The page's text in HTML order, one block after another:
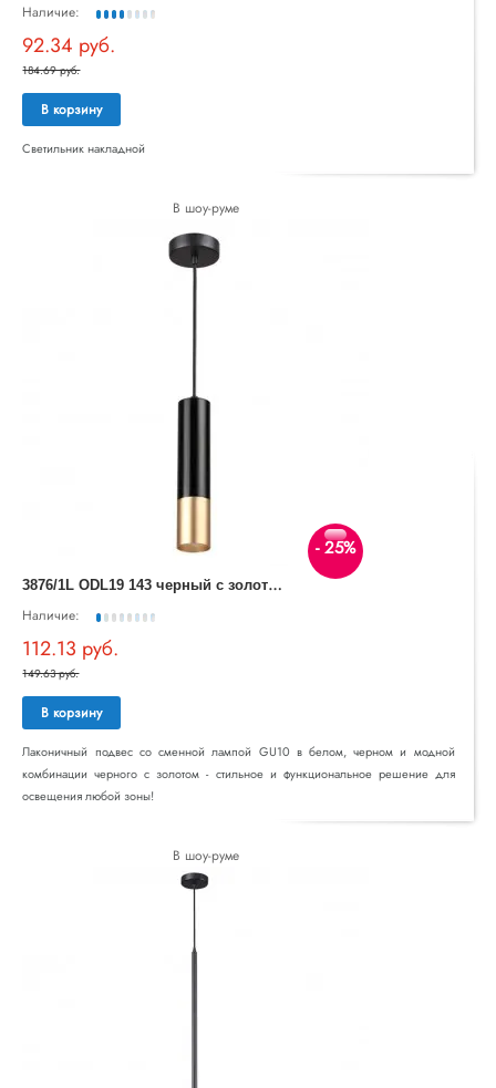
Наличие:
92.34 руб.
184.69 руб.
В корзину
Светильник накладной
В шоу-руме
- 25%
3
876/1L ODL19 143 черный с золотом Подвесной светильник GU10 1*50W 220V KIKO
Наличие:
112.13 руб.
149.63 руб.
В корзину
Лаконичный подвес со сменной лампой GU10 в белом, черном и модной
комбинации черного с золотом - стильное и функциональное решение для
освещения любой зоны!
В шоу-руме